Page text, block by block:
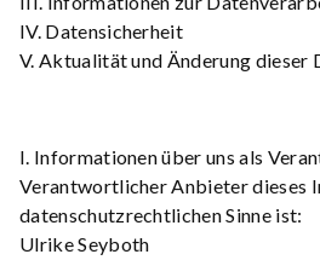
IV. Datensicherheit
V. Aktualität und Änderung dieser
I. Informationen über uns als
Verantwortlicher Anbieter dieses
datenschutzrechtlichen Sinne ist:
Ulrike Seyboth